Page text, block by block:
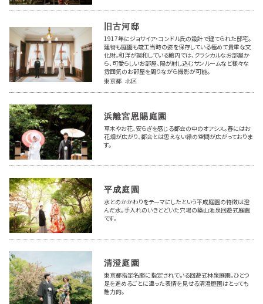
旧古河邸
1917年にジョサイア・コンドル氏の設計で建てられた邸宅。
建物も庭園も竣工当時の姿を保存している極めて貴重な文
化財。和洋が調和している館内では、クラシカルなお部屋か
ら、可愛らしいお部屋、陽が射し込むサンルームなど様々な
雰囲気のお部屋を周りながら撮影が可能。
東京都 北区
浜離宮恩賜庭園
草木やお花、安らぎを感じる都会の中のオアシス。春にはお
花畑が広がり、都会とは思えない緑の空間が広がっておりま
す。
平成庭園
水とのかかわりをテーマにしたという平成庭園の特徴は澄
んだ水。手入れのいきとどいた穴場の築山池泉回遊式庭園
です。
清澄庭園
東京都指定名勝に指定されている回遊式林泉庭園。ひとつ
足を進めるごとに違った表情を見せる清澄庭園はとっても
魅力的。